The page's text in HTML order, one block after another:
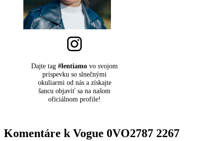
Dajte tag #lentiamo vo svojom
príspevku so slnečnými
okuliarmi od nás a získajte
šancu objaviť sa na našom
oficiálnom profile!
Komentáre k Vogue 0VO2787 2267